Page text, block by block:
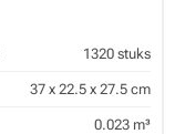
1320 stuks
37 x 22.5 x 27.5 cm
0.023 m³